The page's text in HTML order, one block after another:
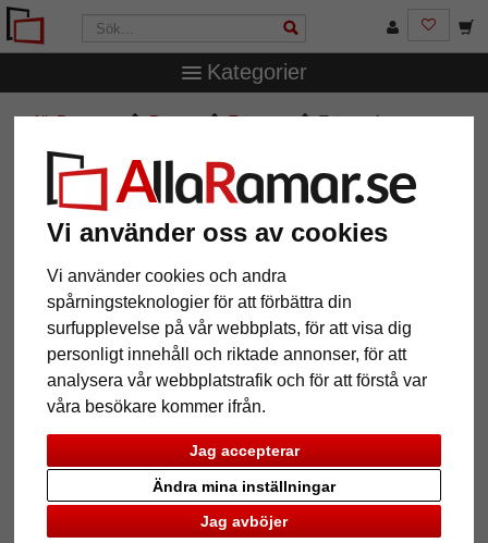
Vi använder oss av cookies
Vi använder cookies och andra
spårningsteknologier för att förbättra din
surfupplevelse på vår webbplats, för att visa dig
personligt innehåll och riktade annonser, för att
analysera vår webbplatstrafik och för att förstå var
våra besökare kommer ifrån.
Jag accepterar
Jag avböjer
Ändra mina inställningar
Kategorier
AllaRamar.se Ramtyp Träramar Träram Amarante
Träram Amarante
Tillbaka